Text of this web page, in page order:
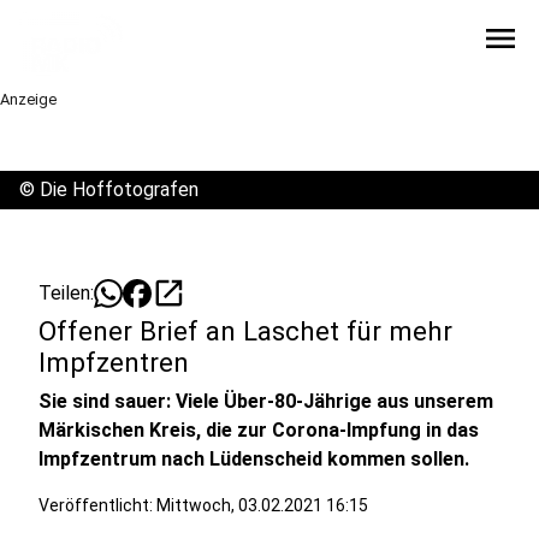
menu
Anzeige
© Die Hoffotografen
Teilen: open_in_new
Offener Brief an Laschet für mehr
Impfzentren
Sie sind sauer: Viele Über-80-Jährige aus unserem
Märkischen Kreis, die zur Corona-Impfung in das
Impfzentrum nach Lüdenscheid kommen sollen.
Veröffentlicht: Mittwoch, 03.02.2021 16:15